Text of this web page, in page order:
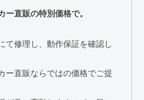
ー直販の特別価格で。
て修理し、動作保証を確認し
ー直販ならではの価格でご提